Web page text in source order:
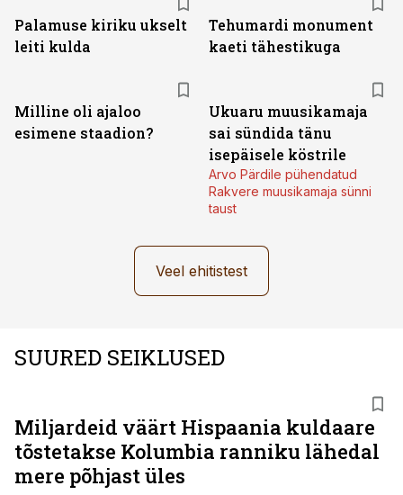
Palamuse kiriku ukselt
leiti kulda
Tehumardi monument
kaeti tähestikuga
Milline oli ajaloo
esimene staadion?
Ukuaru muusikamaja
sai sündida tänu
isepäisele köstrile
Arvo Pärdile pühendatud
Rakvere muusikamaja sünni
taust
Veel ehitistest
SUURED SEIKLUSED
Miljardeid väärt Hispaania kuldaare
tõstetakse Kolumbia ranniku lähedal
mere põhjast üles